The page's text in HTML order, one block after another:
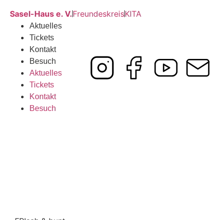
Sasel-Haus e. V.FreundeskreisKITA
Aktuelles
Tickets
Kontakt
Besuch
Aktuelles
Tickets
Kontakt
Besuch